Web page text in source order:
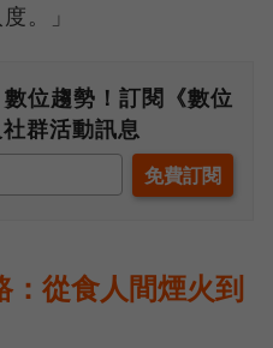
。」
位趨勢！訂閱《數位
群活動訊息
：從食人間煙火到